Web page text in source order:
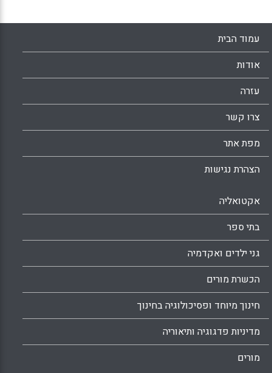
עמוד הבית
אודות
עזרה
צרו קשר
מפת אתר
הצהרת נגישות
אקטואליה
בתי ספר
גני ילדים ואקדמיה
הכשרת מורים
חינוך מיוחד ופסיכולוגיה בחינוך
מדיניות פדגוגיה ותיאוריה
מורים